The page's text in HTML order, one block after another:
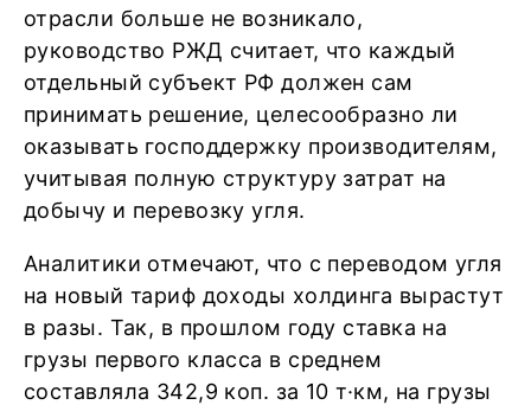
отрасли больше не возникало,
руководство РЖД считает, что каждый
отдельный субъект РФ должен сам
принимать решение, целесообразно ли
оказывать господдержку производителям,
учитывая полную структуру затрат на
добычу и перевозку угля.
Аналитики отмечают, что с переводом угля
на новый тариф доходы холдинга вырастут
в разы. Так, в прошлом году ставка на
грузы первого класса в среднем
составляла 342,9 коп. за 10 т·км, на грузы